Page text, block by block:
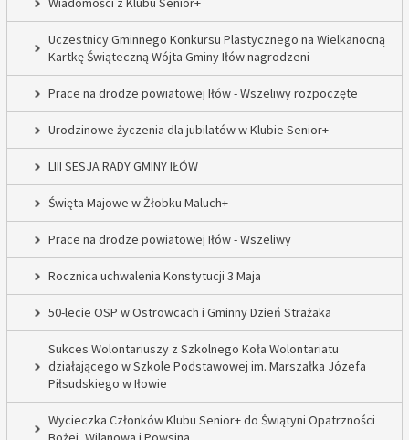
Uczestnicy Gminnego Konkursu Plastycznego na Wielkanocną
Kartkę Świąteczną Wójta Gminy Iłów nagrodzeni
Prace na drodze powiatowej Iłów - Wszeliwy rozpoczęte
Urodzinowe życzenia dla jubilatów w Klubie Senior+
LIII SESJA RADY GMINY IŁÓW
Święta Majowe w Żłobku Maluch+
Prace na drodze powiatowej Iłów - Wszeliwy
Rocznica uchwalenia Konstytucji 3 Maja
50-lecie OSP w Ostrowcach i Gminny Dzień Strażaka
Sukces Wolontariuszy z Szkolnego Koła Wolontariatu
działającego w Szkole Podstawowej im. Marszałka Józefa
Piłsudskiego w Iłowie
Wycieczka Członków Klubu Senior+ do Świątyni Opatrzności